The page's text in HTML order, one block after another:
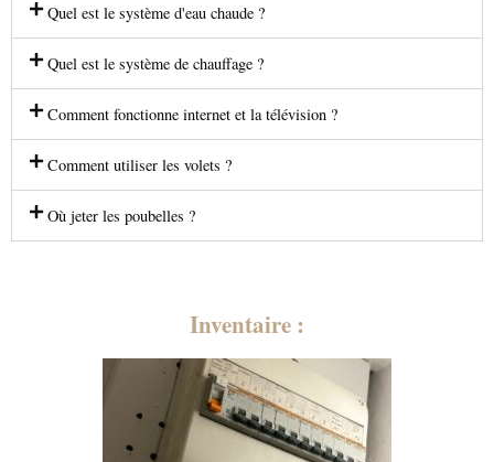
Quel est le système d'eau chaude ?
Quel est le système de chauffage ?
Comment fonctionne internet et la télévision ?
Comment utiliser les volets ?
Où jeter les poubelles ?
Inventaire :